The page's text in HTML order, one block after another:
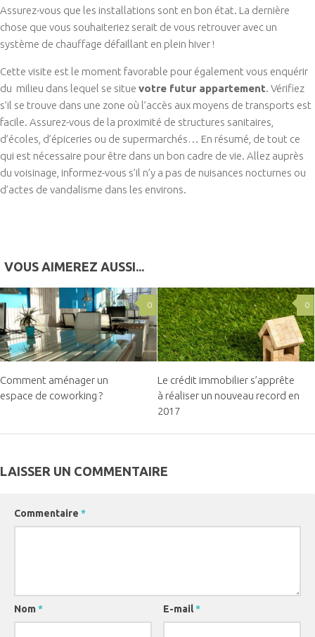
Assurez-vous que les installations sont en bon état. La dernière
chose que vous souhaiteriez serait de vous retrouver avec un
système de chauffage défaillant en plein hiver !
Cette visite est le moment favorable pour également vous enquérir
du milieu dans lequel se situe votre futur appartement. Vérifiez
s’il se trouve dans une zone où l’accès aux moyens de transports est
facile. Assurez-vous de la proximité de structures sanitaires,
d’écoles, d’épiceries ou de supermarchés… En résumé, de tout ce
qui est nécessaire pour être dans un bon cadre de vie. Allez auprès
du voisinage, informez-vous s’il n’y a pas de nuisances nocturnes ou
d’actes de vandalisme dans les environs.
VOUS AIMEREZ AUSSI...
0
Comment aménager un
espace de coworking ?
0
Le crédit immobilier s’apprête
à réaliser un nouveau record en
2017
LAISSER UN COMMENTAIRE
Commentaire *
Nom * E-mail*